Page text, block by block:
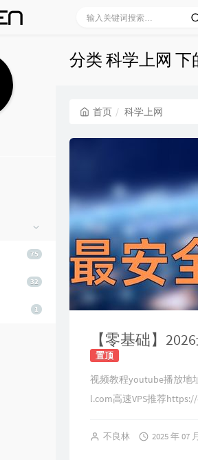
75
32
1
分类 科学上网 下
首页 科学上网
置顶
视频教程youtube播放地
l.com高速VPS推荐
不良林 2025 年 07